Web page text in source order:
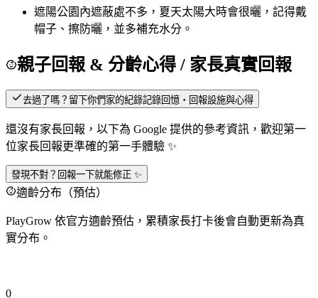
遮陽公園內遮蔽處不多，夏天太陽大時會很曬，記得戴
帽子、擦防曬，並多補充水分。
親子回報 & 分齡心得 / 家長真實回報
去過了嗎？留下你們家的紀錄記錄回憶・回報設施與心得
還沒有家長回報，以下為 Google 提供的參考資訊，歡迎第一
位家長回報更準確的第一手體驗 ✨
發現不對？回報一下就能修正 ✨
適齡分布（預估）
PlayGrow 依官方適齡預估，累積家長打卡後會自動更新為真
實分布。
0